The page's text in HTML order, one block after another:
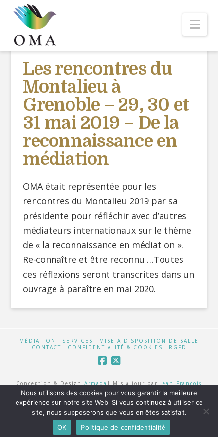
Les rencontres du
Montalieu à
Grenoble – 29, 30 et
31 mai 2019 – De la
reconnaissance en
médiation
OMA était représentée pour les
rencontres du Montalieu 2019 par sa
présidente pour réfléchir avec d’autres
médiateurs internationaux sur le thème
de « la reconnaissance en médiation ».
Re-connaître et être reconnu …Toutes
ces réflexions seront transcrites dans un
ouvrage à paraître en mai 2020.
MÉDIATION SERVICES
MISE À DISPOSITION DE SALLE
CONTACT
CONFIDENTIALITÉ & COOKIES RGPD
Conception & Design Armada | Mis à jour par Jean-François
Chevalier
Nous utilisons des cookies pour vous garantir la meilleure
expérience sur notre site Web. Si vous continuez à utiliser ce
site, nous supposerons que vous en êtes satisfait.
OK
Politique de confidentialité